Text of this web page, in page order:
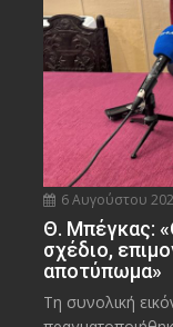
6 Αυγούστου
Θ. Μπέγκας:
σχέδιο,
αποτύπωμα»
Τη συνολική